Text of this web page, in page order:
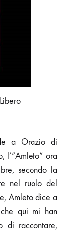
a Orazio di
l’”Amleto” ora
secondo la
nel ruolo del
Amleto dice a
qui mi han
di raccontare,